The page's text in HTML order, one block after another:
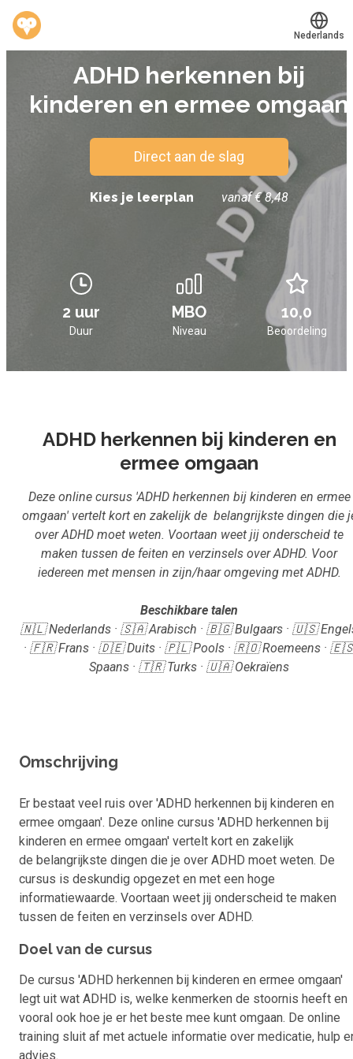
Werkvinders®
Bedrijven
Mijn leerplek
Voucher verzilveren
Account en hulp
Meer
Inloggen
Translate
Nederlands
ADHD herkennen bij
kinderen en ermee omgaan
Direct aan de slag
Kies je leerplan vanaf € 8,48
2 uur MBO 10,0
Duur Niveau Beoordeling
ADHD herkennen bij kinderen en
ermee omgaan
Deze online cursus 'ADHD herkennen bij kinderen en ermee
omgaan' vertelt kort en zakelijk de belangrijkste dingen die
over ADHD moet weten. Voortaan weet jij onderscheid te
maken tussen de feiten en verzinsels over ADHD. Voor
iedereen met mensen in zijn/haar omgeving met ADHD.
Beschikbare talen
🇳🇱 Nederlands · 🇸🇦 Arabisch · 🇧🇬 Bulgaars · 🇺🇸
· 🇫🇷 Frans · 🇩🇪 Duits · 🇵🇱 Pools · 🇷🇴 Roemeens ·
Spaans · 🇹🇷 Turks · 🇺🇦 Oekraïens
Omschrijving
Er bestaat veel ruis over 'ADHD herkennen bij kinderen en
ermee omgaan'. Deze online cursus 'ADHD herkennen bij
kinderen en ermee omgaan' vertelt kort en zakelijk
de belangrijkste dingen die je over ADHD moet weten. De
cursus is deskundig opgezet en met een hoge
informatiewaarde. Voortaan weet jij onderscheid te maken
tussen de feiten en verzinsels over ADHD.
Doel van de cursus
De cursus 'ADHD herkennen bij kinderen en ermee omgaan'
legt uit wat ADHD is, welke kenmerken de stoornis heeft en
vooral ook hoe je er het beste mee kunt omgaan. De online
training sluit af met actuele informatie over medicatie, hulp
advies.